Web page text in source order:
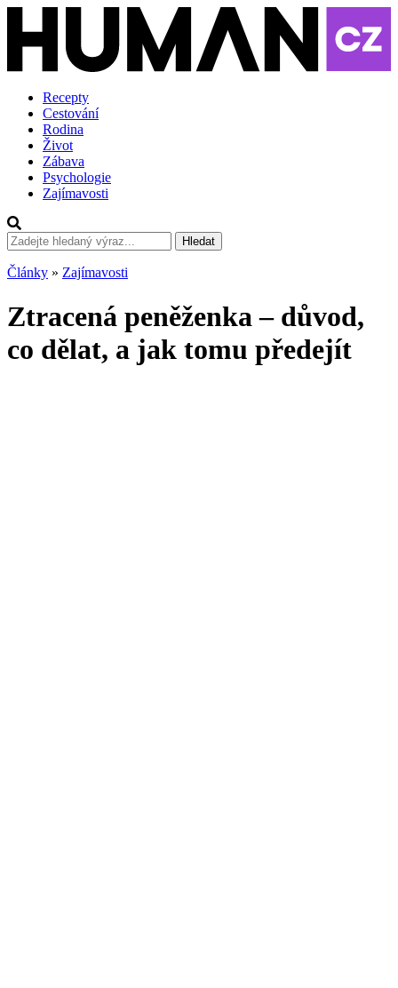
Recepty
Cestování
Rodina
Život
Zábava
Psychologie
Zajímavosti
Hledat
Články » Zajímavosti
Ztracená peněženka – důvod,
co dělat, a jak tomu předejít